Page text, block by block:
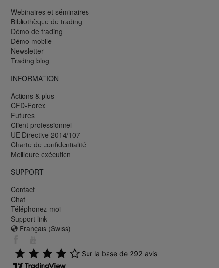
Webinaires et séminaires
Bibliothèque de trading
Démo de trading
Démo mobile
Newsletter
Trading blog
INFORMATION
Actions & plus
CFD-Forex
Futures
Client professionnel
UE Directive 2014/107
Charte de confidentialité
Meilleure exécution
SUPPORT
Contact
Chat
Téléphonez-moi
Support link
Français (Swiss)